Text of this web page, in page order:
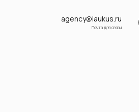
agency@laukus.ru
Почта для связи